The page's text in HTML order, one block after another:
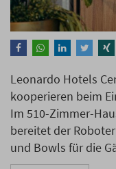
Leonardo Hotels
kooperieren beim
Im 510-Zimmer-
bereitet der
und Bowls für die